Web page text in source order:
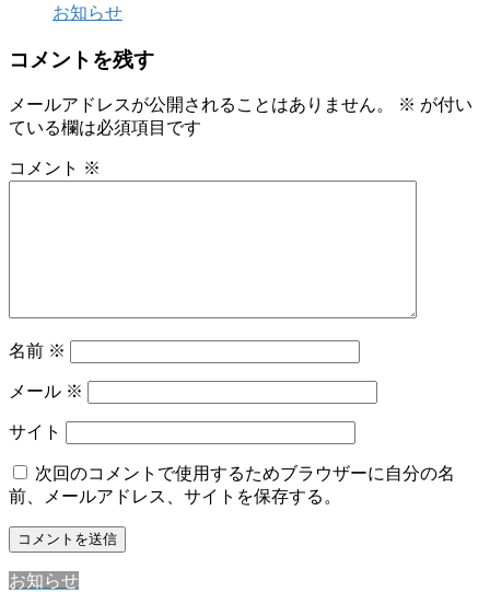
お知らせ
コメントを残す
メールアドレスが公開されることはありません。 ※ が付い
ている欄は必須項目です
コメント ※
名前 ※
メール ※
サイト
次回のコメントで使用するためブラウザーに自分の名
前、メールアドレス、サイトを保存する。
お知らせ